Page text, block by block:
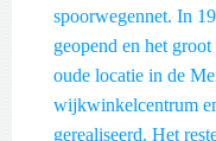
spoorwegennet. In
geopend en het
oude locatie in de
wijkwinkelcentrum
gerealiseerd. Het